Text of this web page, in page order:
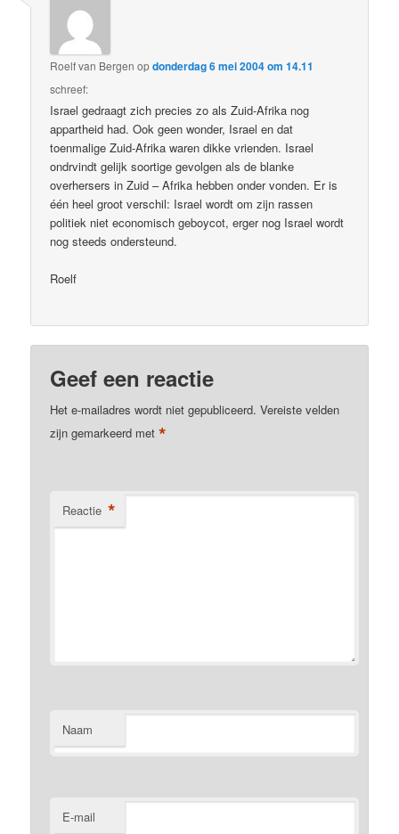
Roelf van Bergen opdonderdag 6 mei 2004 om 14.11
schreef:
Israel gedraagt zich precies zo als Zuid-Afrika nog
appartheid had. Ook geen wonder, Israel en dat
toenmalige Zuid-Afrika waren dikke vrienden. Israel
ondrvindt gelijk soortige gevolgen als de blanke
overhersers in Zuid – Afrika hebben onder vonden. Er is
één heel groot verschil: Israel wordt om zijn rassen
politiek niet economisch geboycot, erger nog Israel wordt
nog steeds ondersteund.
Roelf
Geef een reactie
Het e-mailadres wordt niet gepubliceerd. Vereiste velden
zijn gemarkeerd met*
Reactie *
Naam
E-mail